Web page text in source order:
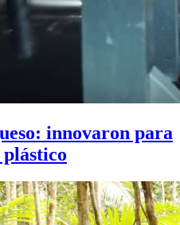
innovaron para